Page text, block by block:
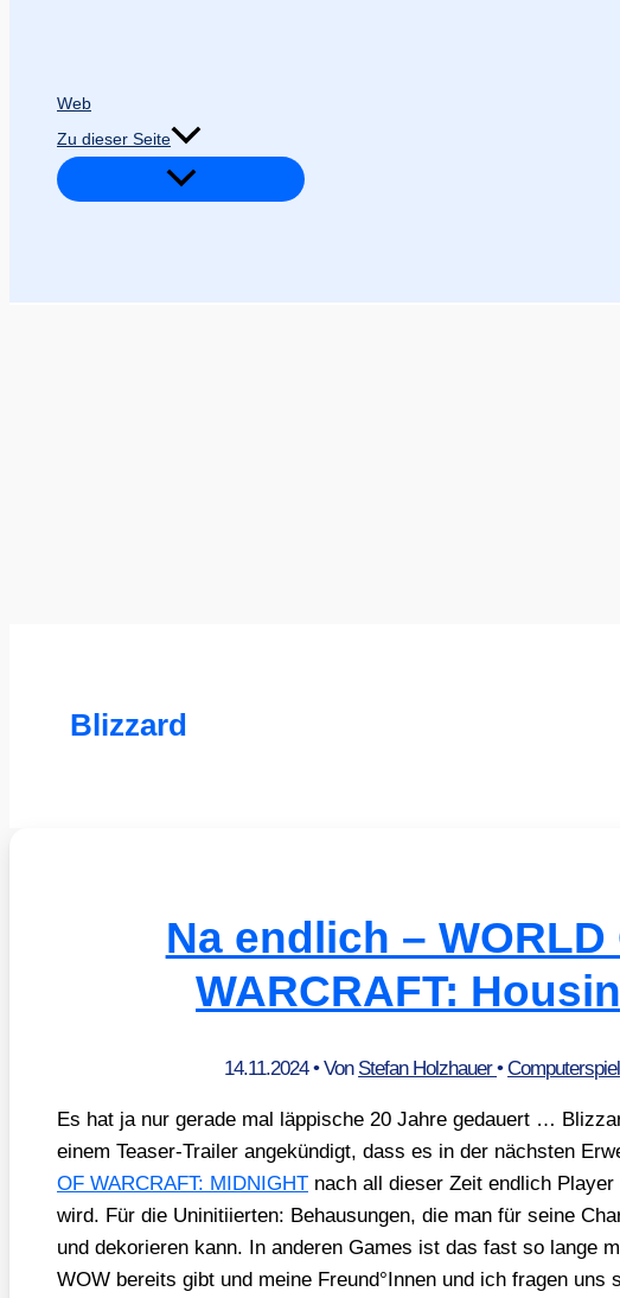
Web
Zu dieser Seite
Blizzard
Na endlich – WORLD
WARCRAFT:
14.11.2024• Von Stefan Holzhauer•Computerspiel
Es hat ja nur gera­de mal läp­pi­sche 20 Jah­re gedau­ert …
einem Teaser-Trai­ler ange­kün­digt, dass es in der nächs­ten
OF WARCRAFT: MIDNIGHT nach all die­ser Zeit end­lich Play­er
wird. Für die Unin­iti­ier­ten: Behau­sun­gen, die man für sei­ne
und deko­rie­ren kann. In ande­ren Games ist das fast so lan­ge
WOW bereits gibt und mei­ne Freund°Innen und ich fra­gen uns